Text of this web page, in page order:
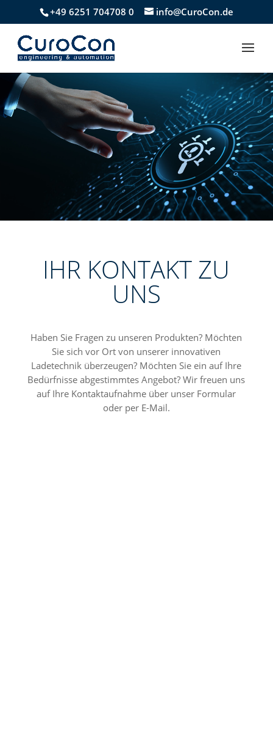
+49 6251 704708 0 info@CuroCon.de
IHR KONTAKT ZU
UNS
Haben Sie Fragen zu unseren Produkten? Möchten
Sie sich vor Ort von unserer innovativen
Ladetechnik überzeugen? Möchten Sie ein auf Ihre
Bedürfnisse abgestimmtes Angebot? Wir freuen uns
auf Ihre Kontaktaufnahme über unser Formular
oder per E-Mail.